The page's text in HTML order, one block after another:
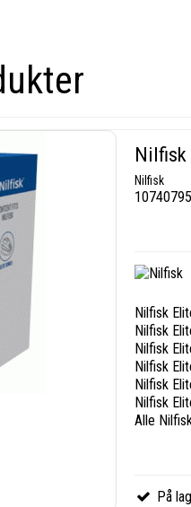
Nilfisk
Nilfisk
Nilfisk
Nilfisk
Nilfisk
Nilfisk
Nilfisk
Alle
På